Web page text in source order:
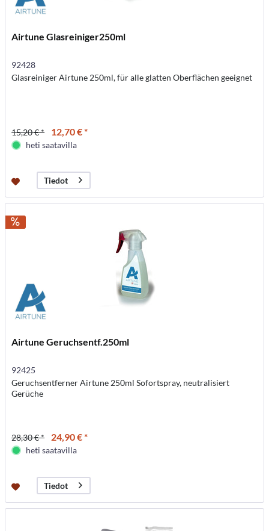
Airtune Glasreiniger250ml
92428
Glasreiniger Airtune 250ml, für alle glatten Oberflächen geeignet
15,20 € * 12,70 € *
heti saatavilla
Tiedot
Airtune Geruchsentf.250ml
92425
Geruchsentferner Airtune 250ml Sofortspray, neutralisiert
Gerüche
28,30 € * 24,90 € *
heti saatavilla
Tiedot